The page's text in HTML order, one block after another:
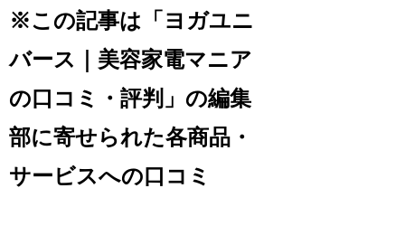
※この記事は「ヨガユニ
バース｜美容家電マニア
の口コミ・評判」の編集
部に寄せられた各商品・
サービスへの口コミ